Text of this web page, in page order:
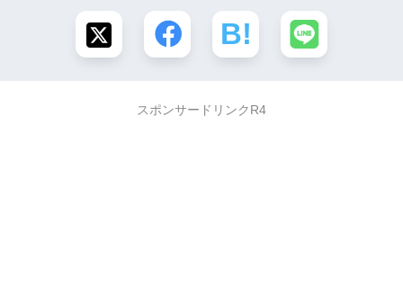
スポンサードリンクR4